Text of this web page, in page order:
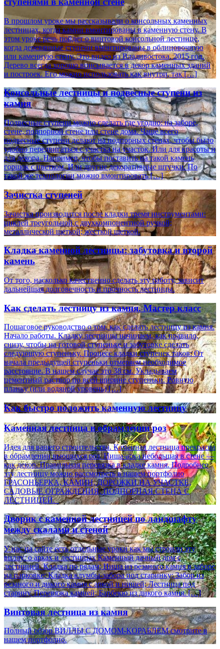
В прошлом уроке мы рассказывали о консольных каменных
лестницах, когда камни вмонтированы в каменную стену. В
этом уроке речь пойдет о винтовой консольной лестнице,
когда деревянные ступени вмонтированы в облицовочную
или каменную стену. Это видео из Владивостока, 2015 год.
Дерево всегда хорошо вписывается в декор каменных зданий
и построек. Его можно использовать как внутри, так […]
Консольные лестницы и подвесные ступени из
камня
Подвесные ступени можно сделать где угодно: на заборе,
стене, подпорной стене или стене дома. Чаще всего
подвесные ступени делают на подпорных стенах, чтобы было
удобно передвигаться с участка на участок. Или для красоты и
для декора. Например, чтобы поставить на такой камень
горшок с цветком. Или другие декоративные штучки. По
такой же технологии можно вмонтировать […]
Зачистка ступеней
Зачистка производится после кладки тремя инструментами:
циклей треугольной с двухкомпонентной ручкой;
металлической щеткой; жесткой щеткой.
Кладка каменной лестницы: забутовка и второй
камень
От того, насколько качественно сделать эту работу, зависит
дальнейшая долговечность и прочность лестницы.
Как сделать лестницу из камня. Мастер класс
Пошаговое руководство о том, как сделать лестницу из камня.
Начало работы. Кладку лестницы начинаем, как правило,
снизу, чтобы на готовой ступеньке и забутовке сделать
следующую ступеньку. Процесс кладки ступенек таков: От
начала предыдущей ступеньки отмеряем необходимое
расстояние. В нашем случае это 38 см. Укладываем
цементный раствор по всей ширине ступеньки. Ровную
планку (или водяной уровень) […]
Как быстро положить каменную лестницу
Каменная лестница в обрамлении роз
Идея для вашего строительства. Каменная лестница прекрасна
в обрамлении вьющихся роз. Ниша-арка небольшая в стене —
как декор. Правильная перевязка в кладке камня. Подробнее
эту лестницу можно рассмотреть в нашем портфолио
ГРАСОНЬЕРКА, КАМИН, ДОРОЖКИ НА УЧАСТКЕ,
САДОВЫЕ ОГРАЖДЕНИЯ, ПОДПОРНАЯ СТЕНА С
ЛЕСТНИЦЕЙ.
Дворик с каменной лестницей по ландшафту
между скалами и стеной
У нас на сайте есть отдельные уроки как мы строили эту
виллу: о арках и лестницах Каменный дачный дом с
лестницей. Кладка по рядам; Ниша из резаного камня в заборе
на парковке; Кладка клумбы-забора под старинку; Забор из
резаного и дикого камня с аркой и нишей; Лестница под
старину. Перевязка камней; Барбекю из дикого камня. […]
Винтовая лестница из камня
Полный обзор ВИЛЛЫ С ДОМОМ-КОРАБЛЕМ смотрите в
нашем портфолио.